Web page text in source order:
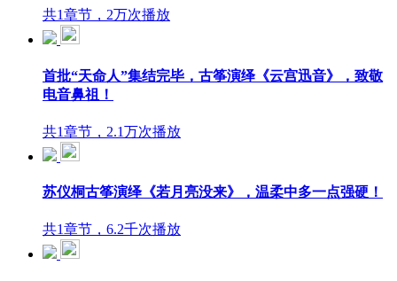
共1章节，2万次播放
首批“天命人”集结完毕，古筝演绎《云宫迅音》，致敬
电音鼻祖！
共1章节，2.1万次播放
苏仪桐古筝演绎《若月亮没来》，温柔中多一点强硬！
共1章节，6.2千次播放